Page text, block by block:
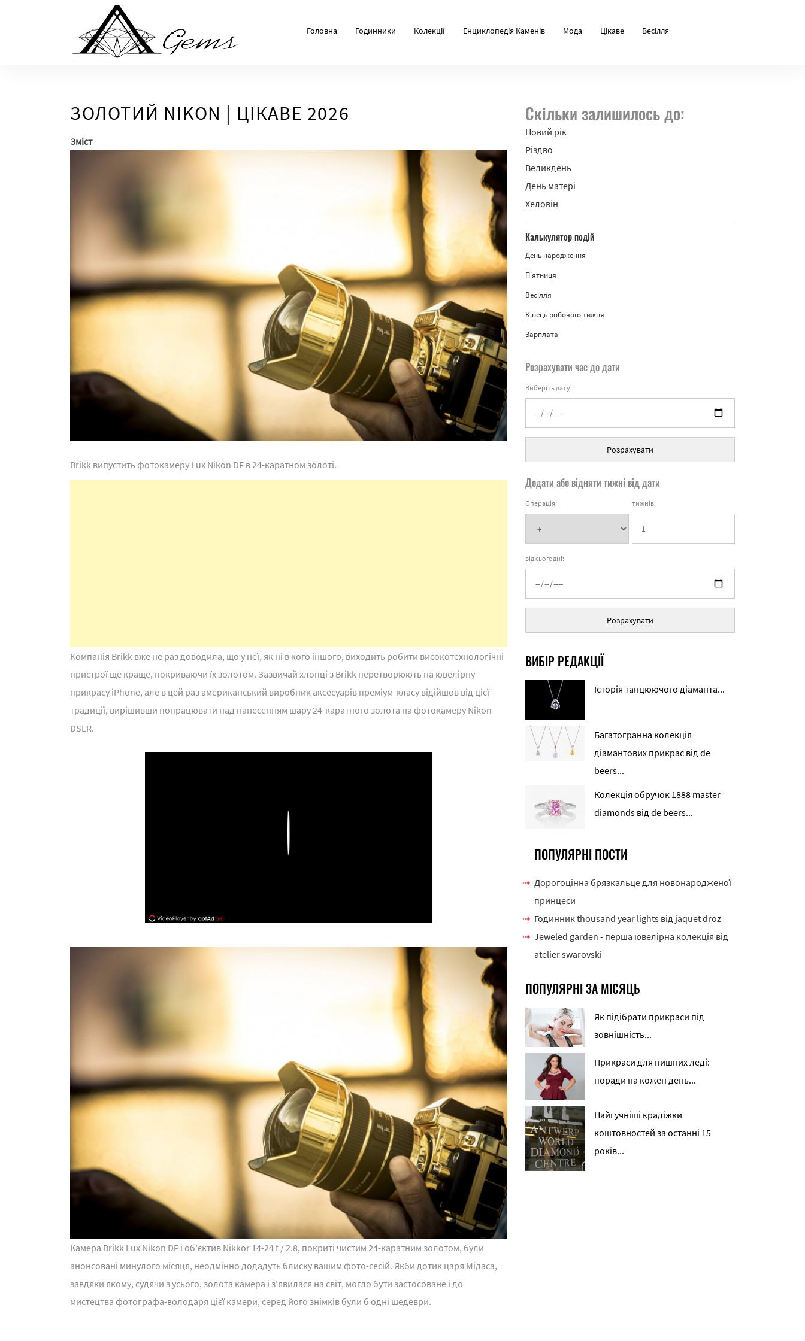
Головна Годинники Колекції Енциклопедія Каменів Мода Цікаве Весілля
ЗОЛОТИЙ NIKON | ЦІКАВЕ 2026
Зміст
Brikk випустить фотокамеру Lux Nikon DF в 24-каратном золоті.
Компанія Brikk вже не раз доводила, що у неї, як ні в кого іншого, виходить робити високотехнологічні
пристрої ще краще, покриваючи їх золотом. Зазвичай хлопці з Brikk перетворюють на ювелірну
прикрасу iPhone, але в цей раз американський виробник аксесуарів преміум-класу відійшов від цієї
традиції, вирішивши попрацювати над нанесенням шару 24-каратного золота на фотокамеру Nikon
DSLR.
Камера Brikk Lux Nikon DF і об'єктив Nikkor 14-24 f / 2.8, покриті чистим 24-каратним золотом, були
анонсовані минулого місяця, неодмінно додадуть блиску вашим фото-сесій. Якби дотик царя Мідаса,
завдяки якому, судячи з усього, золота камера і з'явилася на світ, могло бути застосоване і до
мистецтва фотографа-володаря цієї камери, серед його знімків були б одні шедеври.
Скільки залишилось до:
Новий рік
Різдво
Великдень
День матері
Хеловін
Калькулятор подій
День народження
П'ятниця
Весілля
Кінець робочого тижня
Зарплата
Розрахувати час до дати
Виберіть дату:
Розрахувати
Додати або відняти тижні від дати
Операція: тижнів:
від сьогодні:
Розрахувати
ВИБІР РЕДАКЦІЇ
Історія танцюючого діаманта...
Багатогранна колекція
діамантових прикрас від de
beers...
Колекція обручок 1888 master
diamonds від de beers...
ПОПУЛЯРНІ ПОСТИ
Дорогоцінна брязкальце для новонародженої
принцеси
Годинник thousand year lights від jaquet droz
Jeweled garden - перша ювелірна колекція від
atelier swarovski
ПОПУЛЯРНІ ЗА МІСЯЦЬ
Як підібрати прикраси під
зовнішність...
Прикраси для пишних леді:
поради на кожен день...
Найгучніші крадіжки
коштовностей за останні 15
років...